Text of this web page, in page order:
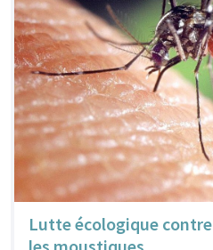
Lutte écologique contre